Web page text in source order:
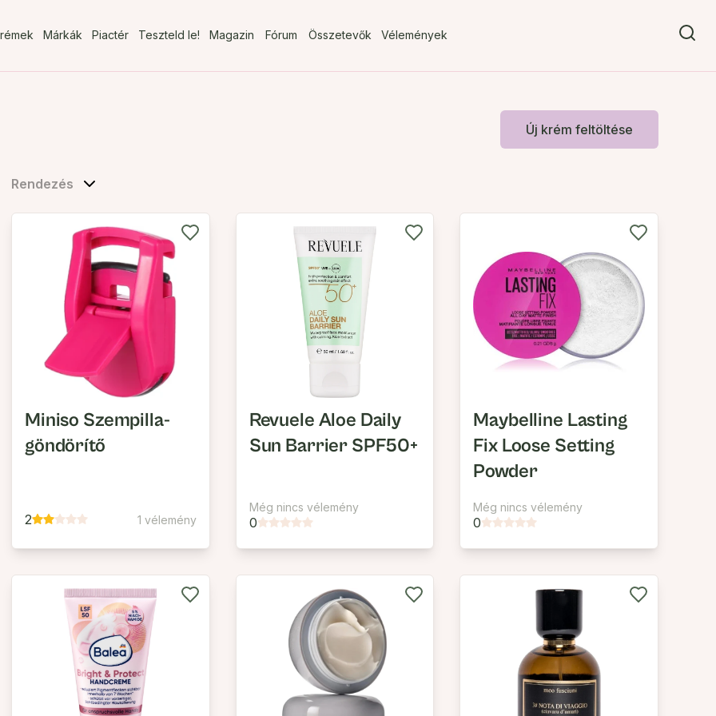
Márkák Piactér Teszteld le! Magazin Fórum Összetevők Vélemények
Új krém feltöltése
Rendezés
Miniso Szempilla-
göndörítő
2 1 vélemény
Revuele Aloe Daily
Sun Barrier SPF50+
0
Még nincs vélemény
Maybelline Lasting
Fix Loose Setting
Powder
0
Még nincs vélemény